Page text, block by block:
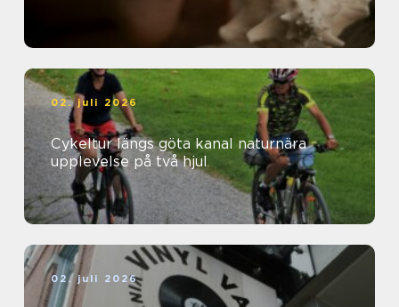
02. juli 2026
Cykeltur längs göta kanal naturnära
upplevelse på två hjul
02. juli 2026